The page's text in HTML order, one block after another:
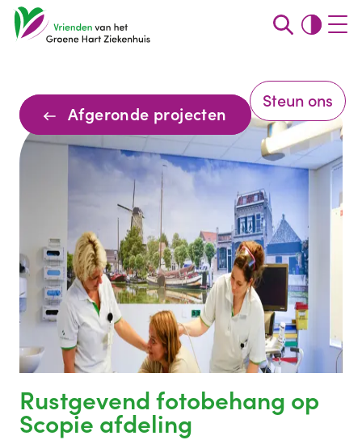
Steun ons
Afgeronde projecten
Rustgevend fotobehang op
Scopie afdeling